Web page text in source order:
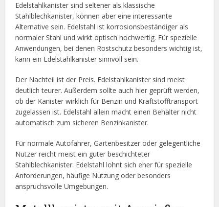
Edelstahlkanister sind seltener als klassische
Stahlblechkanister, können aber eine interessante
Alternative sein. Edelstahl ist korrosionsbeständiger als
normaler Stahl und wirkt optisch hochwertig. Für spezielle
Anwendungen, bei denen Rostschutz besonders wichtig ist,
kann ein Edelstahlkanister sinnvoll sein.
Der Nachteil ist der Preis. Edelstahlkanister sind meist
deutlich teurer. Außerdem sollte auch hier geprüft werden,
ob der Kanister wirklich für Benzin und Kraftstofftransport
zugelassen ist. Edelstahl allein macht einen Behälter nicht
automatisch zum sicheren Benzinkanister.
Für normale Autofahrer, Gartenbesitzer oder gelegentliche
Nutzer reicht meist ein guter beschichteter
Stahlblechkanister. Edelstahl lohnt sich eher für spezielle
Anforderungen, häufige Nutzung oder besonders
anspruchsvolle Umgebungen.